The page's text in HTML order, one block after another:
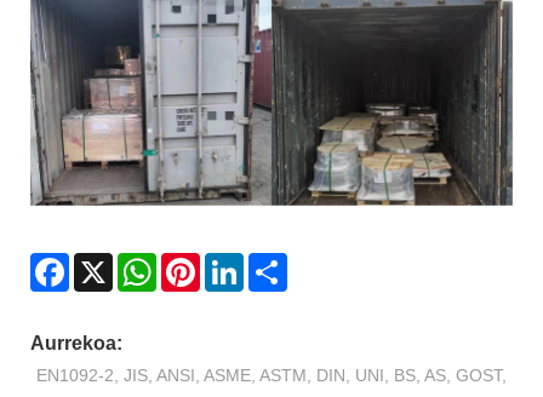
Facebook
X WhatsAppPinterestLinkedIn
Aurrekoa:
EN1092-2, JIS, ANSI, ASME, ASTM, DIN, UNI, BS, AS, GOST,